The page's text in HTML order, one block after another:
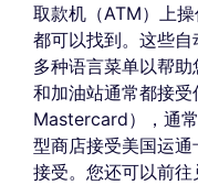
取款机（ATM）上
都可以找到。这些
多种语言菜单以帮
和加油站通常都接
Mastercard），通
型商店接受美国运
接受。您还可以前